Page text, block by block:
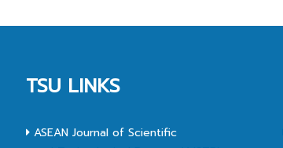
TSU LINKS
ASEAN Journal of Scientific